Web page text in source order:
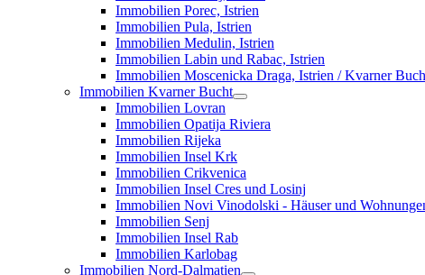
Immobilien Porec, Istrien
Immobilien Pula, Istrien
Immobilien Medulin, Istrien
Immobilien Labin und Rabac, Istrien
Immobilien Moscenicka Draga, Istrien / Kvarner
Immobilien Kvarner Bucht
Immobilien Lovran
Immobilien Opatija Riviera
Immobilien Rijeka
Immobilien Insel Krk
Immobilien Crikvenica
Immobilien Insel Cres und Losinj
Immobilien Novi Vinodolski - Häuser und
Immobilien Senj
Immobilien Insel Rab
Immobilien Karlobag
Immobilien Nord-Dalmatien